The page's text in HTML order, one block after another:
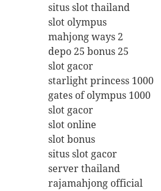
situs slot thailand
slot olympus
mahjong ways 2
depo 25 bonus 25
slot gacor
starlight princess 1000
gates of olympus 1000
slot gacor
slot online
slot bonus
situs slot gacor
server thailand
rajamahjong official